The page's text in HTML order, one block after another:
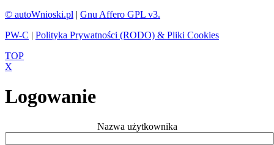
© autoWnioski.pl | Gnu Affero GPL v3.
PW-C | Polityka Prywatności (RODO) & Pliki Cookies
TOP
X
Logowanie
Nazwa użytkownika